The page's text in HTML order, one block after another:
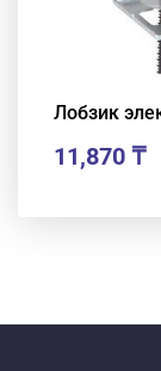
Лобзик
11,870 ₸